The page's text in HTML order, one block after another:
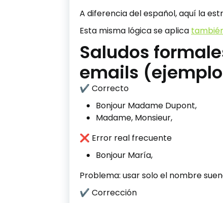
A diferencia del español, aquí la
Esta misma lógica se aplica
Saludos
emails
✔ Correcto
Bonjour Madame Dupont,
Madame, Monsieur,
❌ Error real frecuente
Bonjour María,
Problema: usar solo el nombre
✔ Corrección